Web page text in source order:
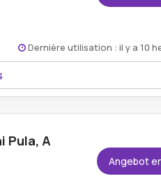
Bedingungen auf der Website
Dernière utilisation : il y a 10
Pula, A
Angebot